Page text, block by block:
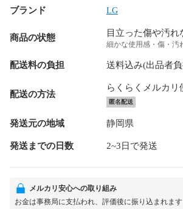
ブランド LG
商品の状態 目立った傷や汚れ
細かな使用感・傷・汚
配送料の負担 送料込み(出品者
配送の方法
らくらくメルカリ
匿名配送
発送元の地域 静岡県
発送までの日数 2~3日で発送
メルカリ安心への取り組み
お金は事務局に支払われ、評価後に振り込まれます